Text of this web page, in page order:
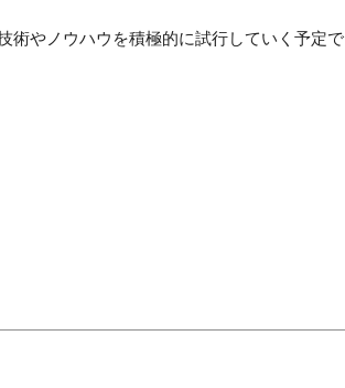
術やノウハウを積極的に試行していく予定で